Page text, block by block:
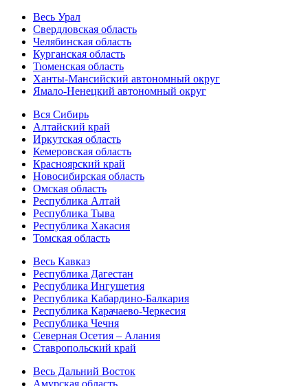
Весь Урал
Свердловская область
Челябинская область
Курганская область
Тюменская область
Ханты-Мансийский автономный округ
Ямало-Ненецкий автономный округ
Вся Сибирь
Алтайский край
Иркутская область
Кемеровская область
Красноярский край
Новосибирская область
Омская область
Республика Алтай
Республика Тыва
Республика Хакасия
Томская область
Весь Кавказ
Республика Дагестан
Республика Ингушетия
Республика Кабардино-Балкария
Республика Карачаево-Черкесия
Республика Чечня
Северная Осетия – Алания
Ставропольский край
Весь Дальний Восток
Амурская область